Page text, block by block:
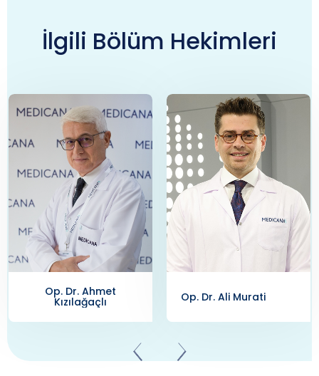
İlgili Bölüm Hekimleri
Op. Dr. Ali Murati Prof. Dr. Arzu
Karaman Koç